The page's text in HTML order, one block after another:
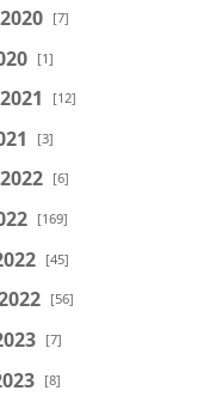
[7]
[1]
[12]
[3]
[6]
[169]
[45]
[56]
[7]
[8]